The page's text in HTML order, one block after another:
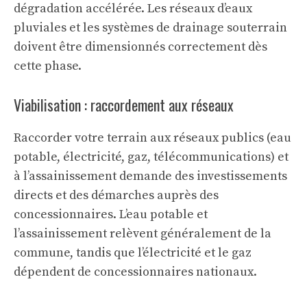
dégradation accélérée. Les réseaux d’eaux
pluviales et les systèmes de drainage souterrain
doivent être dimensionnés correctement dès
cette phase.
Viabilisation : raccordement aux réseaux
Raccorder votre terrain aux réseaux publics (eau
potable, électricité, gaz, télécommunications) et
à l’assainissement demande des investissements
directs et des démarches auprès des
concessionnaires. L’eau potable et
l’assainissement relèvent généralement de la
commune, tandis que l’électricité et le gaz
dépendent de concessionnaires nationaux.